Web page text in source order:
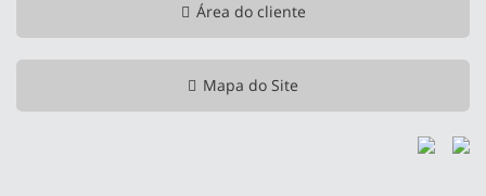
Área do cliente
Mapa do Site